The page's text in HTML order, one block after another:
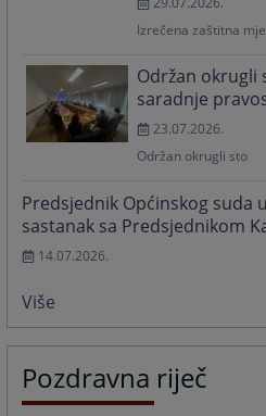
Izrečena zaštitna
Održan okrugli
saradnje
23.07.2026.
Održan okrugli sto
Predsjednik Općinskog suda
sastanak sa Predsjednikom
14.07.2026.
Više
Pozdravna riječ